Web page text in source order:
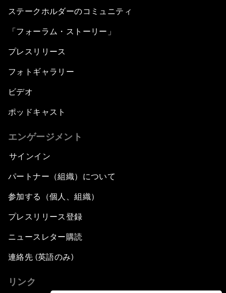
ステークホルダーのコミュニティ
「フォーラム・ストーリー」
プレスリリース
フォトギャラリー
ビデオ
ポッドキャスト
エンゲージメント
サインイン
パートナー（組織）について
参加する（個人、組織）
プレスリリース登録
ニュースレター購読
連絡先 (英語のみ)
リンク